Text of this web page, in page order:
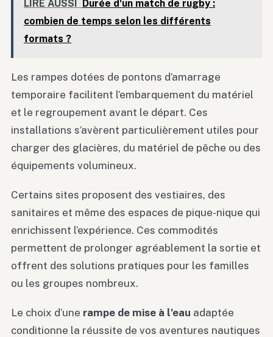
LIRE AUSSI
Durée d'un match de rugby :
combien de temps selon les différents
formats ?
Les rampes dotées de pontons d’amarrage
temporaire facilitent l’embarquement du matériel
et le regroupement avant le départ. Ces
installations s’avèrent particulièrement utiles pour
charger des glacières, du matériel de pêche ou des
équipements volumineux.
Certains sites proposent des vestiaires, des
sanitaires et même des espaces de pique-nique qui
enrichissent l’expérience. Ces commodités
permettent de prolonger agréablement la sortie et
offrent des solutions pratiques pour les familles
ou les groupes nombreux.
Le choix d’une rampe de mise à l’eau adaptée
conditionne la réussite de vos aventures nautiques